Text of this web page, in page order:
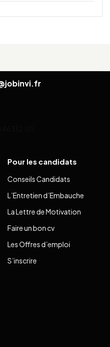
Pour les candidats
Conseils Candidats
L’Entretien d’Embauche
La Lettre de Motivation
Faire un bon cv
Les Offres d’emploi
S’inscrire